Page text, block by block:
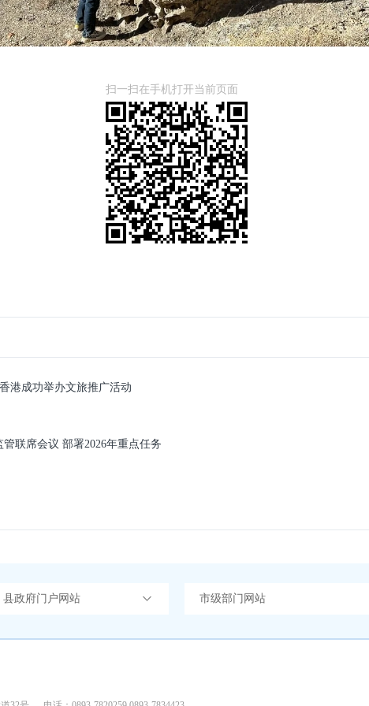
扫一扫在手机打开当前页面
港成功举办文旅推广活动
联席会议 部署2026年重点任务
县政府门户网站 市级部门网站